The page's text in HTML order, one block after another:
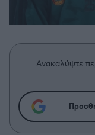
Δημήτρης
Συνεντεύξεις
Μεγάλη μου
Μια Ιστορία από
Ανακαλύψτε